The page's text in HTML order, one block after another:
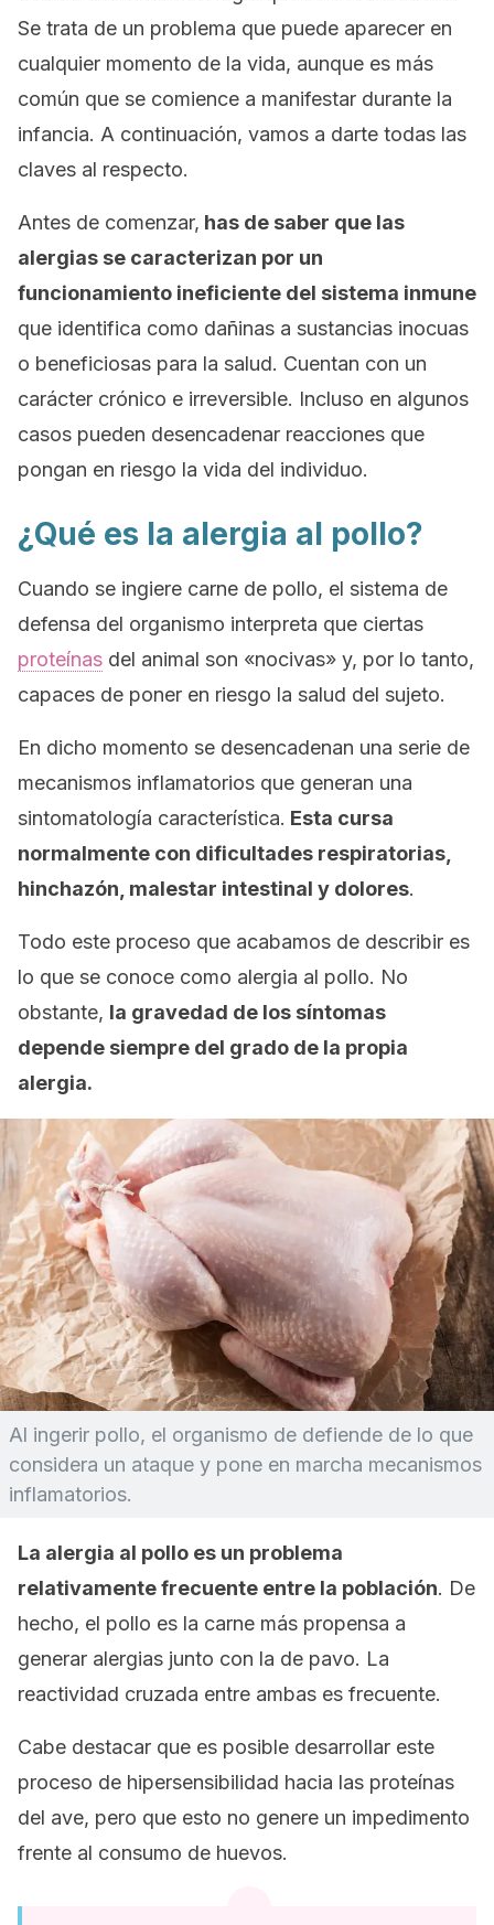
Se trata de un problema que puede aparecer en
cualquier momento de la vida, aunque es más
común que se comience a manifestar durante la
infancia. A continuación, vamos a darte todas las
claves al respecto.
Antes de comenzar, has de saber que las
alergias se caracterizan por un
funcionamiento ineficiente del sistema inmune
que identifica como dañinas a sustancias inocuas
o beneficiosas para la salud. Cuentan con un
carácter crónico e irreversible. Incluso en algunos
casos pueden desencadenar reacciones que
pongan en riesgo la vida del individuo.
¿Qué es la alergia al pollo?
Cuando se ingiere carne de pollo, el sistema de
defensa del organismo interpreta que ciertas
proteínas del animal son «nocivas» y, por lo tanto,
capaces de poner en riesgo la salud del sujeto.
En dicho momento se desencadenan una serie de
mecanismos inflamatorios que generan una
sintomatología característica. Esta cursa
normalmente con dificultades respiratorias,
hinchazón, malestar intestinal y dolores.
Todo este proceso que acabamos de describir es
lo que se conoce como alergia al pollo. No
obstante, la gravedad de los síntomas
depende siempre del grado de la propia
alergia.
Al ingerir pollo, el organismo de defiende de lo que
considera un ataque y pone en marcha mecanismos
inflamatorios.
La alergia al pollo es un problema
relativamente frecuente entre la población. De
hecho, el pollo es la carne más propensa a
generar alergias junto con la de pavo. La
reactividad cruzada entre ambas es frecuente.
Cabe destacar que es posible desarrollar este
proceso de hipersensibilidad hacia las proteínas
del ave, pero que esto no genere un impedimento
frente al consumo de huevos.